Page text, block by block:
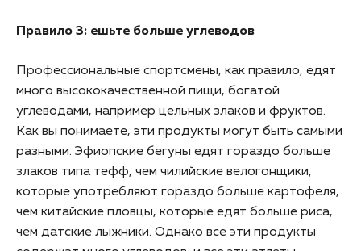
Правило 3: ешьте больше углеводов
Профессиональные спортсмены, как правило, едят
много высококачественной пищи, богатой
углеводами, например цельных злаков и фруктов.
Как вы понимаете, эти продукты могут быть самыми
разными. Эфиопские бегуны едят гораздо больше
злаков типа тефф, чем чилийские велогонщики,
которые употребляют гораздо больше картофеля,
чем китайские пловцы, которые едят больше риса,
чем датские лыжники. Однако все эти продукты